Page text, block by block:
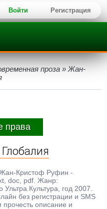
Войти Регистрация
проза » Жан-
права
Кристоф Руфин -
doc, pdf. Жанр:
год 2007.
без регистрации и SMS
описание и